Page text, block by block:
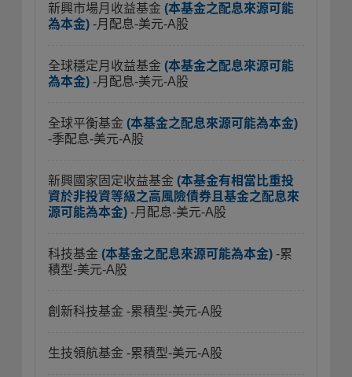
新興市場月收益基金 (本基金之配息來源可能
為本金) -月配息-美元-A股
全球穩定月收益基金 (本基金之配息來源可能
為本金) -月配息-美元-A股
全球平衡基金 (本基金之配息來源可能為本金)
-季配息-美元-A股
新興國家固定收益基金 (本基金有相當比重投
資於非投資等級之高風險債券且基金之配息來
源可能為本金) -月配息-美元-A股
科技基金 (本基金之配息來源可能為本金) -累
積型-美元-A股
創新科技基金 -累積型-美元-A股
生技領航基金 -累積型-美元-A股